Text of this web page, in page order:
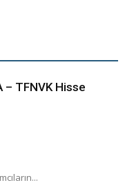
– TFNVK Hisse